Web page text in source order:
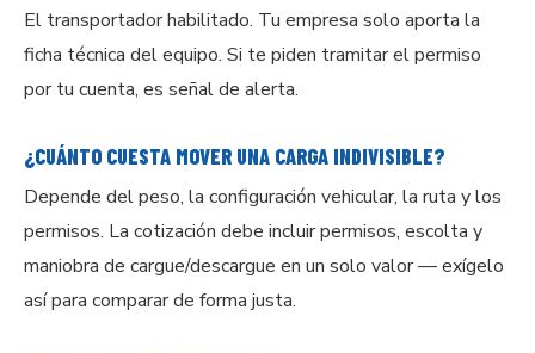
El transportador habilitado. Tu empresa solo aporta la
ficha técnica del equipo. Si te piden tramitar el permiso
por tu cuenta, es señal de alerta.
¿CUÁNTO CUESTA MOVER UNA CARGA INDIVISIBLE?
Depende del peso, la configuración vehicular, la ruta y los
permisos. La cotización debe incluir permisos, escolta y
maniobra de cargue/descargue en un solo valor — exígelo
así para comparar de forma justa.